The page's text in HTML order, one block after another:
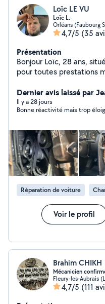
Loïc LE VU
Loïc L.
Orléans (Faubourg
4,7/5 (35
Présentation
Bonjour Loïc, 28 ans, situé sur Orléans Je suis disponible
pour toutes prestations
Dernier avis laissé par
Il y a 28 jours
Bonne réactivité mais trop
Réparation de voiture
Voir le profil
Brahim CHIKH
Mécanicien
Fleury-les-Aubrais
4,7/5 (111